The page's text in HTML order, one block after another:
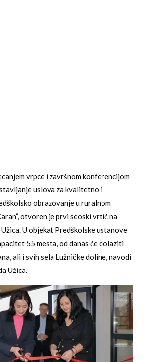
vrpce i završnom konferencijom
uslova za kvalitetno i
obrazovanje u ruralnom
otvoren je prvi seoski vrtić na
U objekat Predškolske ustanove
55 mesta, od danas će dolaziti
ali i svih sela Lužničke doline, navodi
Užica.